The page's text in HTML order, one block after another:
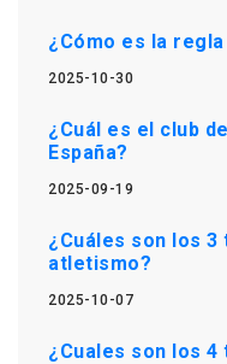
¿Cómo es la
2025-10-30
¿Cuál es el club
España?
2025-09-19
¿Cuáles son los
atletismo?
2025-10-07
¿Cuales son los